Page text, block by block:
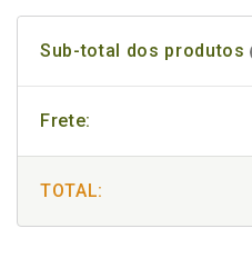
Sub-total dos produtos
Frete:
TOTAL: